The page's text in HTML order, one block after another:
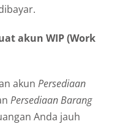
akun WIP (Work
akun Persediaan
Persediaan Barang
Anda jauh